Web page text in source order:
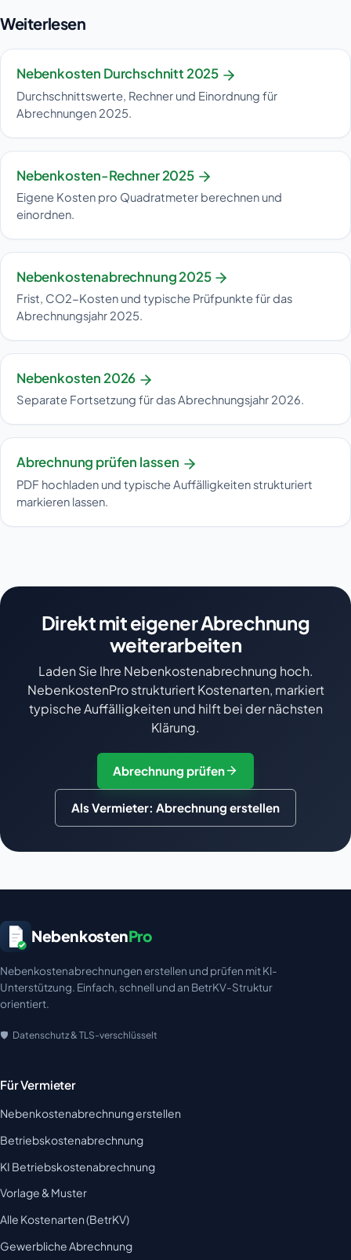
Weiterlesen
Nebenkosten Durchschnitt 2025
Durchschnittswerte, Rechner und Einordnung für
Abrechnungen 2025.
Nebenkosten-Rechner 2025
Eigene Kosten pro Quadratmeter berechnen und
einordnen.
Nebenkostenabrechnung 2025
Frist, CO2-Kosten und typische Prüfpunkte für das
Abrechnungsjahr 2025.
Nebenkosten 2026
Separate Fortsetzung für das Abrechnungsjahr 2026.
Abrechnung prüfen lassen
PDF hochladen und typische Auffälligkeiten strukturiert
markieren lassen.
Direkt mit eigener Abrechnung
weiterarbeiten
Laden Sie Ihre Nebenkostenabrechnung hoch.
NebenkostenPro strukturiert Kostenarten, markiert
typische Auffälligkeiten und hilft bei der nächsten
Klärung.
Abrechnung prüfen
Als Vermieter: Abrechnung erstellen
NebenkostenPro
Nebenkostenabrechnungen erstellen und prüfen mit KI-
Unterstützung. Einfach, schnell und an BetrKV-Struktur
orientiert.
Datenschutz & TLS-verschlüsselt
Für Vermieter
Nebenkostenabrechnung erstellen
Betriebskostenabrechnung
KI Betriebskostenabrechnung
Vorlage & Muster
Alle Kostenarten (BetrKV)
Gewerbliche Abrechnung